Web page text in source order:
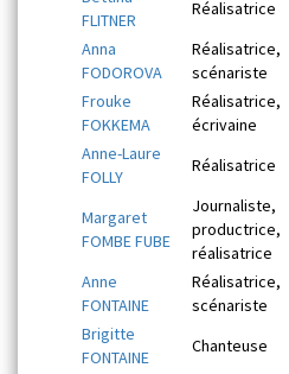
FLITNER
Réalisatrice
Anna
FODOROVA
Réalisatrice,
scénariste
Frouke
FOKKEMA
Réalisatrice,
écrivaine
Anne-Laure
FOLLY
Réalisatrice
Margaret
FOMBE FUBE
Journaliste,
productrice,
réalisatrice
Anne
FONTAINE
Réalisatrice,
scénariste
Brigitte
FONTAINE
Chanteuse